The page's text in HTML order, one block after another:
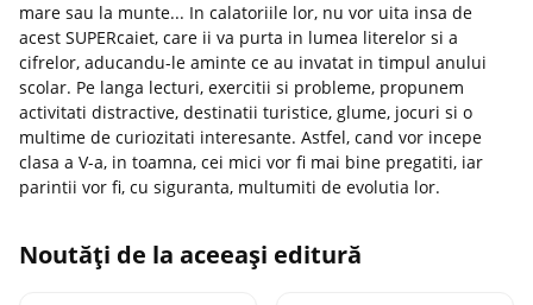
mare sau la munte... In calatoriile lor, nu vor uita insa de
acest SUPERcaiet, care ii va purta in lumea literelor si a
cifrelor, aducandu-le aminte ce au invatat in timpul anului
scolar. Pe langa lecturi, exercitii si probleme, propunem
activitati distractive, destinatii turistice, glume, jocuri si o
multime de curiozitati interesante. Astfel, cand vor incepe
clasa a V-a, in toamna, cei mici vor fi mai bine pregatiti, iar
parintii vor fi, cu siguranta, multumiti de evolutia lor.
Noutăți de la aceeași editură